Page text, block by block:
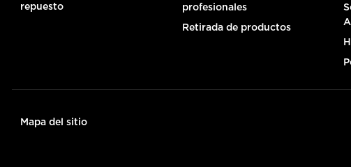
repuesto
profesionales
Retirada de productos
Mapa del sitio